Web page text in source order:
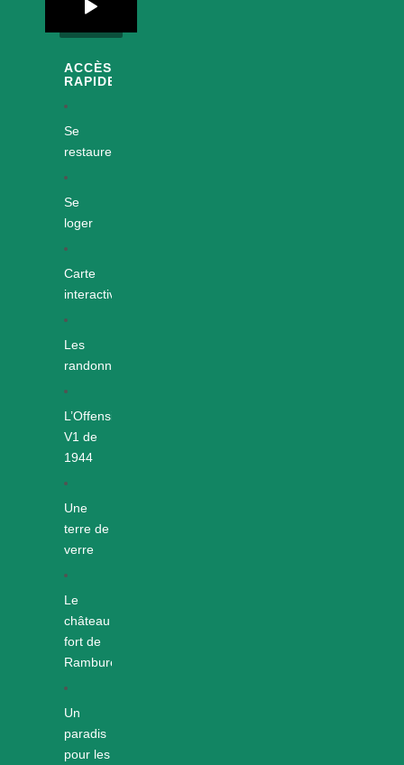
ACCÈS
RAPIDES
Se
restaurer
Se
loger
Carte
interactive
Les
randonnées
L’Offensive
V1 de
1944
Une
terre de
verre
Le
château
fort de
Rambures
Un
paradis
pour les